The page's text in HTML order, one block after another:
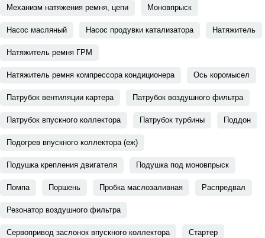
Механизм натяжения ремня, цепи Моновпрыск
Насос масляный Насос продувки катализатора Натяжитель
Натяжитель ремня ГРМ
Натяжитель ремня компрессора кондиционера Ось коромысел
Патрубок вентиляции картера Патрубок воздушного фильтра
Патрубок впускного коллектора Патрубок турбины Поддон
Подогрев впускного коллектора (еж)
Подушка крепления двигателя Подушка под моновпрыск
Помпа Поршень Пробка маслозаливная Распредвал
Резонатор воздушного фильтра
Сервопривод заслонок впускного коллектора Стартер